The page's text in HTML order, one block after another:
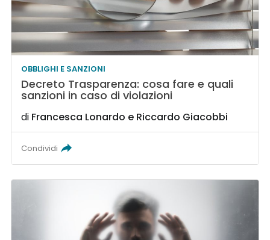
OBBLIGHI E SANZIONI
Decreto Trasparenza: cosa fare e quali
sanzioni in caso di violazioni
di Francesca Lonardo e Riccardo Giacobbi
Condividi